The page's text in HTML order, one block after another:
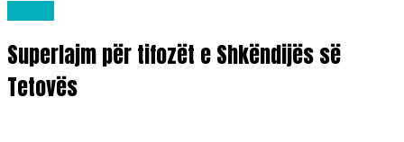
Superlajm për tifozët e Shkëndijës së
Tetovës